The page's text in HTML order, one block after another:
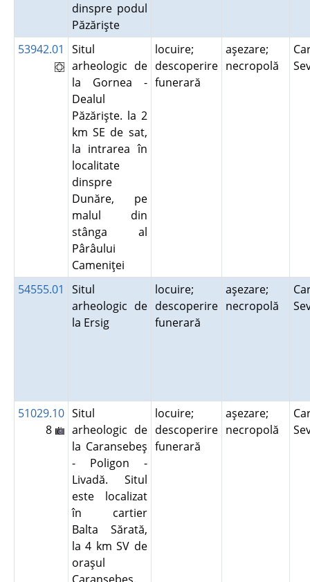
dinspre podul
Păzărişte
53942.01
Situl
arheologic de
la Gornea -
Dealul
Păzărişte. la 2
km SE de sat,
la intrarea în
localitate
dinspre
Dunăre, pe
malul din
stânga al
Pârâului
Cameniţei
locuire;
descoperire
funerară
aşezare;
necropolă
54555.01
Situl
arheologic de
la Ersig
locuire;
descoperire
funerară
aşezare;
necropolă
51029.10
8
Situl
arheologic de
la Caransebeş
- Poligon -
Livadă. Situl
este localizat
în cartier
Balta Sărată,
la 4 km SV de
oraşul
locuire;
descoperire
funerară
aşezare;
necropolă